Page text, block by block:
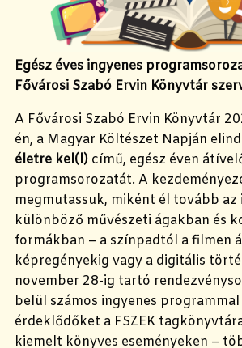
Egész éves ingyenes
Fővárosi Szabó Ervin Könyvtár
A Fővárosi Szabó Ervin Könyvtár
én, a Magyar Költészet Napján
életre kel(l) című, egész éven
programsorozatát. A
megmutassuk, miként él tovább az
különböző művészeti ágakban és
formákban – a színpadtól a filmen
képregényekig vagy a digitális
november 28-ig tartó
belül számos ingyenes
érdeklődőket a FSZEK
kiemelt könyves eseményeken –